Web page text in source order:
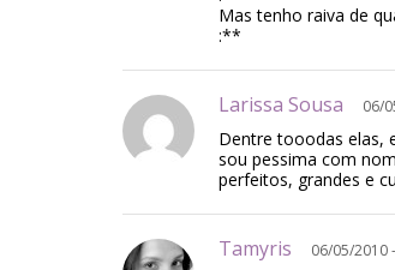
Mas tenho raiva de
:**
Larissa Sousa 06/
Dentre tooodas elas,
sou pessima com
perfeitos, grandes e
Tamyris 06/05/2010